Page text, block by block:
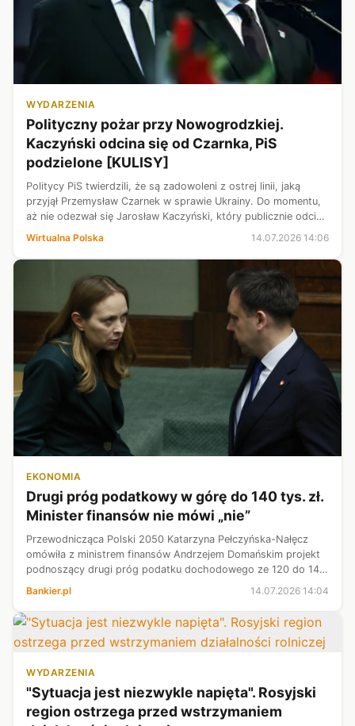
WYDARZENIA
Polityczny pożar przy Nowogrodzkiej.
Kaczyński odcina się od Czarnka, PiS
podzielone [KULISY]
Politycy PiS twierdzili, że są zadowoleni z ostrej linii, jaką
przyjął Przemysław Czarnek w sprawie Ukrainy. Do momentu,
aż nie odezwał się Jarosław Kaczyński, który publicznie odciął
się od Czarnka.
Wirtualna Polska 14.07.2026 14:06
EKONOMIA
Drugi próg podatkowy w górę do 140 tys. zł.
Minister finansów nie mówi „nie”
Przewodnicząca Polski 2050 Katarzyna Pełczyńska-Nałęcz
omówiła z ministrem finansów Andrzejem Domańskim projekt
podnoszący drugi próg podatku dochodowego ze 120 do 140
tys. zł. Jak podkreśliła, Domański nie kwestionował
merytorycznych argumentów, ale...
Bankier.pl 14.07.2026 14:04
WYDARZENIA
"Sytuacja jest niezwykle napięta". Rosyjski
region ostrzega przed wstrzymaniem